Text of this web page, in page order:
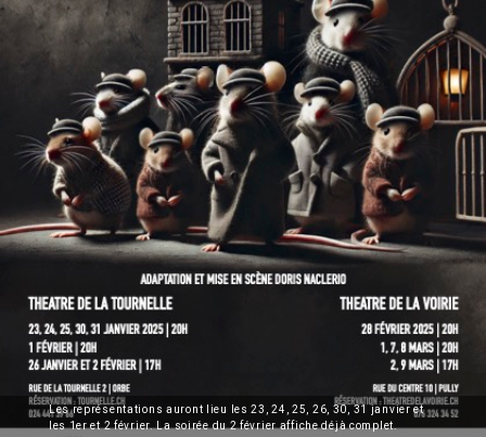
Les représentations auront lieu les 23, 24, 25, 26, 30, 31 janvier et
les 1er et 2 février. La soirée du 2 février affiche déjà complet.